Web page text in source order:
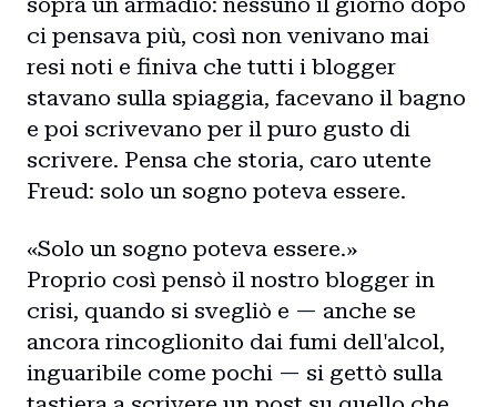
ci pensava più, così non venivano mai
resi noti e finiva che tutti i blogger
stavano sulla spiaggia, facevano il bagno
e poi scrivevano per il puro gusto di
scrivere. Pensa che storia, caro utente
Freud: solo un sogno poteva essere.
«Solo un sogno poteva essere.»
Proprio così pensò il nostro blogger in
crisi, quando si svegliò e — anche se
ancora rincoglionito dai fumi dell'alcol,
inguaribile come pochi — si gettò sulla